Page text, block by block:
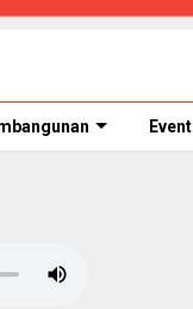
Event